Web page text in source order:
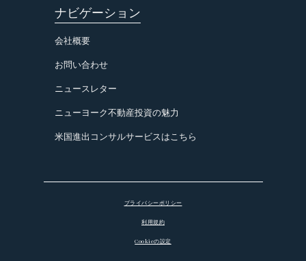
ナビゲーション
会社概要
お問い合わせ
ニュースレター
ニューヨーク不動産投資の魅力
米国進出コンサルサービスはこちら
プライバシーポリシー
利用規約
Cookieの設定